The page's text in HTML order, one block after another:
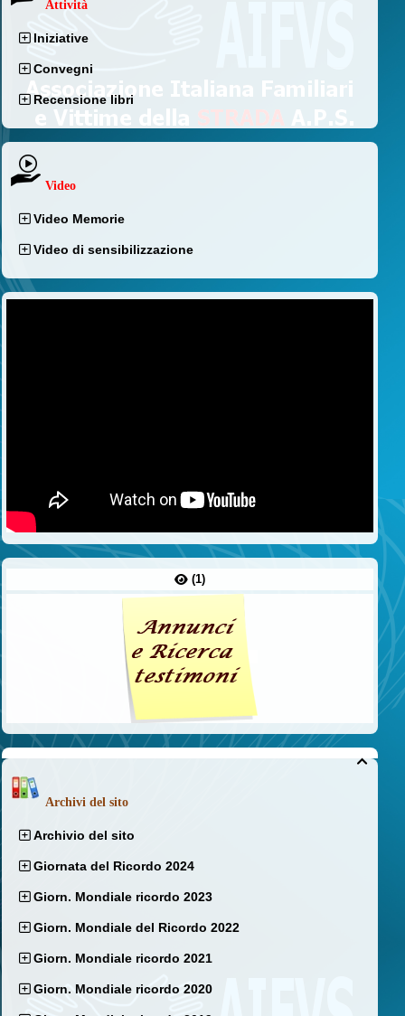
Attività
Iniziative
Convegni
Recensione libri
Video
Video Memorie
Video di sensibilizzazione
(1)

Archivi del sito
Archivio del sito
Giornata del Ricordo 2024
Giorn. Mondiale ricordo 2023
Giorn. Mondiale del Ricordo 2022
Giorn. Mondiale ricordo 2021
Giorn. Mondiale ricordo 2020